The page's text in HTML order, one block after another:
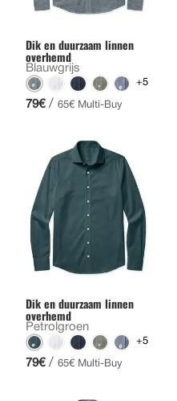
Dik en duurzaam linnen
overhemd
Blauwgrijs
+5
79€ / 65€ Multi-Buy
Dik en duurzaam linnen
overhemd
Petrolgroen
+5
79€ / 65€ Multi-Buy